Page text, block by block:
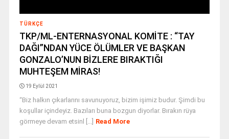
TÜRKÇE
TKP/ML-ENTERNASYONAL KOMİTE : “TAY
DAĞI”NDAN YÜCE ÖLÜMLER VE BAŞKAN
GONZALO’NUN BİZLERE BIRAKTIĞI
MUHTEŞEM MİRAS!
19 Eylül 2021
“Biz halkın çıkarlarını savunuyoruz, bizim işimiz budur. Şimdi bu
koşullar içindeyiz. Bazıları buna bozgun diyorlar. Bırakın rüya
görmeye devam etsinl [...] Read More